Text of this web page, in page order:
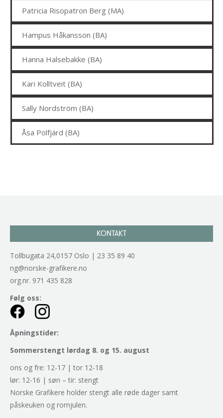
Patricia Risopatron Berg (MA)
Hampus Håkansson (BA)
Hanna Halsebakke (BA)
Kari Kolltveit (BA)
Sally Nordström (BA)
Åsa Polfjärd (BA)
KONTAKT
Tollbugata 24,0157 Oslo | 23 35 89 40
ng@norske-grafikere.no
org.nr. 971 435 828
Følg oss:
Åpningstider:
Sommerstengt lørdag 8. og 15. august
ons og fre: 12-17 | tor 12-18
lør: 12-16 | søn – tir: stengt
Norske Grafikere holder stengt alle røde dager samt
påskeuken og romjulen.